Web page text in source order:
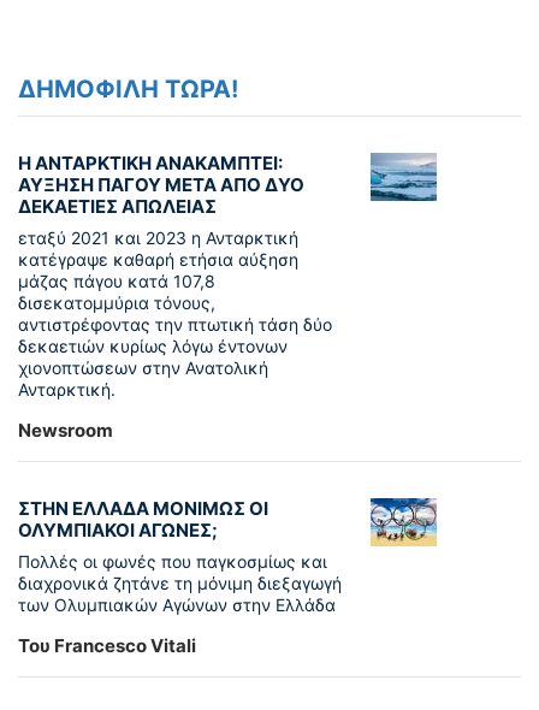
ΔΗΜΟΦΙΛΗ ΤΩΡΑ!
Η ΑΝΤΑΡΚΤΙΚΗ ΑΝΑΚΑΜΠΤΕΙ:
ΑΥΞΗΣΗ ΠΑΓΟΥ ΜΕΤΑ ΑΠΟ ΔΥΟ
ΔΕΚΑΕΤΙΕΣ ΑΠΩΛΕΙΑΣ
εταξύ 2021 και 2023 η Ανταρκτική
κατέγραψε καθαρή ετήσια αύξηση
μάζας πάγου κατά 107,8
δισεκατομμύρια τόνους,
αντιστρέφοντας την πτωτική τάση δύο
δεκαετιών κυρίως λόγω έντονων
χιονοπτώσεων στην Ανατολική
Ανταρκτική.
Newsroom
ΣΤΗΝ ΕΛΛΑΔΑ ΜΟΝΙΜΩΣ ΟΙ
ΟΛΥΜΠΙΑΚΟΙ ΑΓΩΝΕΣ;
Πολλές οι φωνές που παγκοσμίως και
διαχρονικά ζητάνε τη μόνιμη διεξαγωγή
των Ολυμπιακών Αγώνων στην Ελλάδα
Του Francesco Vitali